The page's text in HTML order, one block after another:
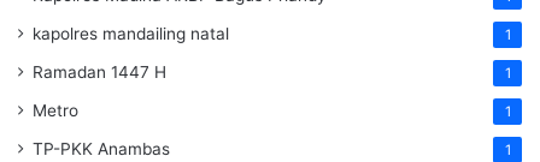
kapolres mandailing natal 1
Ramadan 1447 H 1
Metro 1
TP-PKK Anambas 1